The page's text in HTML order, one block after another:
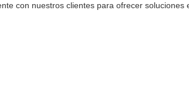
con nuestros clientes para ofrecer soluciones